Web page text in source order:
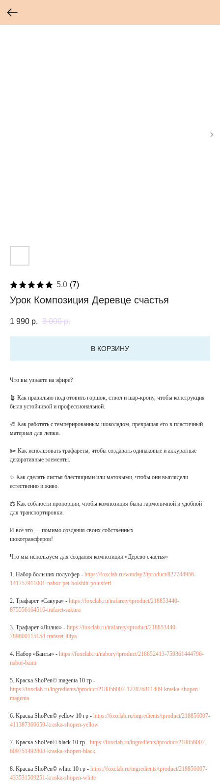
5.0 (7)
Урок Композиция Деревце счастья
1 990 р. 3 000 р.
В КОРЗИНУ
Что вы узнаете на эфире?
🪴 Как правильно подготовить горшок, ствол и шар-крону, чтобы конструкция
была устойчивой и профессиональной.
🎨 Как работать с темперированным шоколадом, превращая его в пластичный
материал для лепки.
✂️ Как использовать трафареты, чтобы создавать одинаковые и аккуратные
декоративные элементы.
✨ Как сделать листья блестящими или матовыми, чтобы они выглядели
естественно и живо.
⚖️ Как соблюсти пропорции, чтобы композиция была гармоничной и удобной
для транспортировки.
И все это — помимо создания своих собственных
шокотрансферов!
Что мы используем для создания композиции «Дерево счастья»
1. Набор больших полусфер - https://foxclab.ru/wmday2/tproduct/827744956-
141757911001-nabor-pet-bolshih-polusferi
2. Трафарет «Cакура» - https://foxclab.ru/trafarety/tproduct/218853440-
875556164516-trafaret-sakura
3. Трафарет «Лилия» - https://foxclab.ru/trafarety/tproduct/218853440-
789800115154-trafaret-liliya
4. Набор «Банты» - https://foxclab.ru/nabory/tproduct/218852413-759361444796-
nabor-banti
5. Краска ShoPen© magenta 10 гр -
https://foxclab.ru/ingredients/tproduct/218856007-127876811409-kraska-shopen-
magenta
6. Краска ShoPen© yellow 10 гр - https://foxclab.ru/ingredients/tproduct/218856007-
411387360659-kraska-shopen-yellow
7. Краска ShoPen© black 10 гр - https://foxclab.ru/ingredients/tproduct/218856007-
609751492808-kraska-shopen-black
8. Краска ShoPen© white 10 гр - https://foxclab.ru/ingredients/tproduct/218856007-
433531509251-kraska-shopen-white